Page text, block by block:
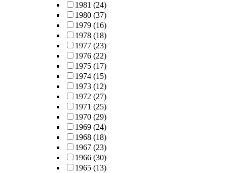
1981 (24)
1980 (37)
1979 (16)
1978 (18)
1977 (23)
1976 (22)
1975 (17)
1974 (15)
1973 (12)
1972 (27)
1971 (25)
1970 (29)
1969 (24)
1968 (18)
1967 (23)
1966 (30)
1965 (13)